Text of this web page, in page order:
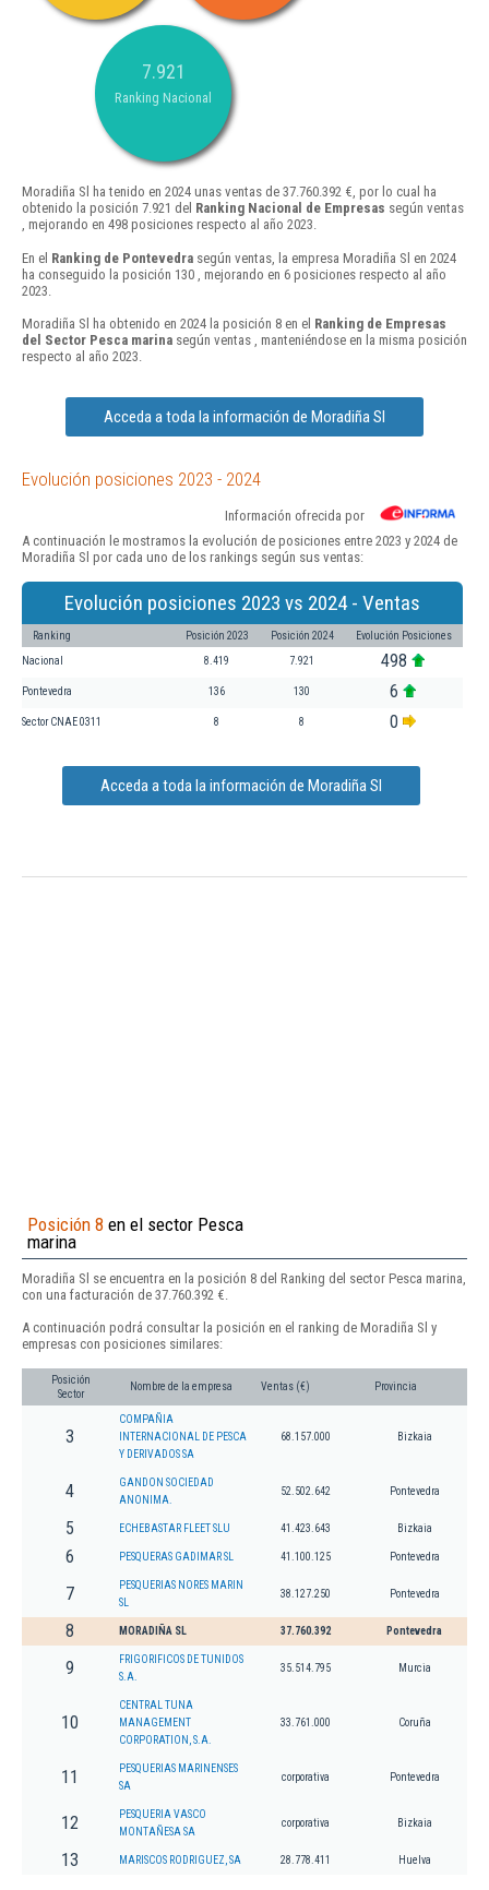
7.921
Ranking Nacional
Moradiña Sl ha tenido en 2024 unas ventas de 37.760.392 €, por lo cual ha
obtenido la posición 7.921 del Ranking Nacional de Empresas según ventas
, mejorando en 498 posiciones respecto al año 2023.
En el Ranking de Pontevedra según ventas, la empresa Moradiña Sl en 2024
ha conseguido la posición 130 , mejorando en 6 posiciones respecto al año
2023.
Moradiña Sl ha obtenido en 2024 la posición 8 en el Ranking de Empresas
del Sector Pesca marina según ventas , manteniéndose en la misma posición
respecto al año 2023.
Acceda a toda la información de Moradiña Sl
Evolución posiciones 2023 - 2024
Información ofrecida por
A continuación le mostramos la evolución de posiciones entre 2023 y 2024 de
Moradiña Sl por cada uno de los rankings según sus ventas:
Evolución posiciones 2023 vs 2024 - Ventas
Ranking Posición 2023 Posición 2024 Evolución Posiciones
Nacional 8.419 7.921 498
Pontevedra 136 130 6
Sector CNAE 0311 8 8 0
Acceda a toda la información de Moradiña Sl
Posición 8 en el sector Pesca
marina
Moradiña Sl se encuentra en la posición 8 del Ranking del sector Pesca marina,
con una facturación de 37.760.392 €.
A continuación podrá consultar la posición en el ranking de Moradiña Sl y
empresas con posiciones similares:
Posición
Sector
Nombre de la empresa Ventas (€) Provincia
3
COMPAÑIA
INTERNACIONAL DE PESCA
Y DERIVADOS SA
68.157.000 Bizkaia
4
GANDON SOCIEDAD
ANONIMA.
52.502.642 Pontevedra
5 ECHEBASTAR FLEET SLU 41.423.643 Bizkaia
6 PESQUERAS GADIMAR SL 41.100.125 Pontevedra
7
PESQUERIAS NORES MARIN
SL
38.127.250 Pontevedra
8 MORADIÑA SL 37.760.392 Pontevedra
9
FRIGORIFICOS DE TUNIDOS
S.A.
35.514.795 Murcia
10
CENTRAL TUNA
MANAGEMENT
CORPORATION, S.A.
33.761.000 Coruña
11
PESQUERIAS MARINENSES
SA
corporativa Pontevedra
12
PESQUERIA VASCO
MONTAÑESA SA
corporativa Bizkaia
13 MARISCOS RODRIGUEZ, SA 28.778.411 Huelva